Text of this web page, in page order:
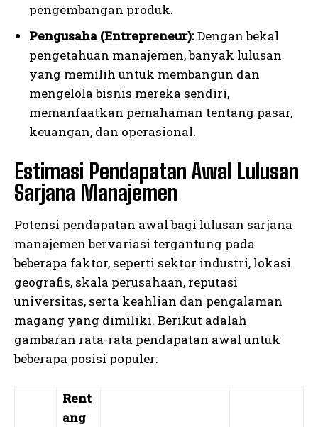
pengembangan produk.
Pengusaha (Entrepreneur):Dengan bekal
pengetahuan manajemen, banyak lulusan
yang memilih untuk membangun dan
mengelola bisnis mereka sendiri,
memanfaatkan pemahaman tentang pasar,
keuangan, dan operasional.
Estimasi Pendapatan Awal Lulusan
Sarjana Manajemen
Potensi pendapatan awal bagi lulusan sarjana
manajemen bervariasi tergantung pada
beberapa faktor, seperti sektor industri, lokasi
geografis, skala perusahaan, reputasi
universitas, serta keahlian dan pengalaman
magang yang dimiliki. Berikut adalah
gambaran rata-rata pendapatan awal untuk
beberapa posisi populer:
Rent
ang